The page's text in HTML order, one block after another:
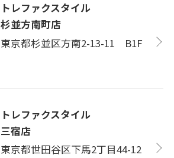
トレファクスタイル
杉並方南町店
東京都杉並区方南2-13-11 B1F
トレファクスタイル
三宿店
東京都世田谷区下馬2丁目44-12